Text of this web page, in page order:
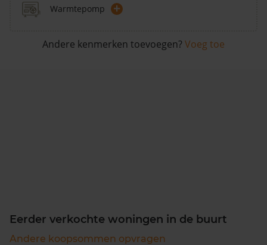
Warmtepomp +
Andere kenmerken toevoegen? Voeg toe
Eerder verkochte woningen in de buurt
Andere koopsommen opvragen